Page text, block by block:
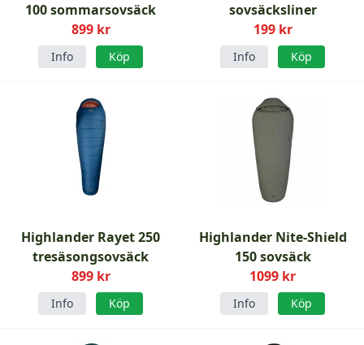
100 sommarsovsäck
899 kr
Info Köp
sovsäcksliner
199 kr
Info Köp
Highlander Rayet 250
tresäsongsovsäck
899 kr
Info Köp
Highlander Nite-Shield
150 sovsäck
1099 kr
Info Köp